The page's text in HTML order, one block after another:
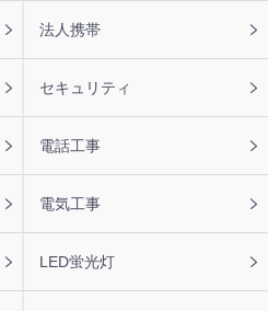
法人携帯
セキュリティ
電話工事
電気工事
LED蛍光灯